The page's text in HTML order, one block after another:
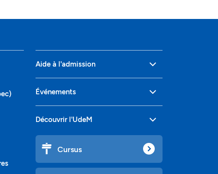
Aide à l'admission
Événements
Découvrir l'UdeM
Cursus